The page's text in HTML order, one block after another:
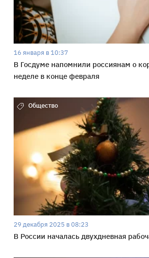
16 января в 10:37
В Госдуме напомнили россиянам о
неделе в конце февраля
Общество
29 декабря 2025 в 08:23
В России началась двухдневная